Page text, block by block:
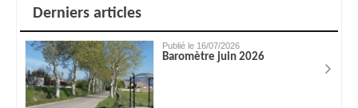
Derniers articles
Publié le 16/07/2026
Baromètre juin 2026